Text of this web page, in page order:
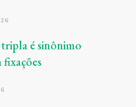
é sinônimo